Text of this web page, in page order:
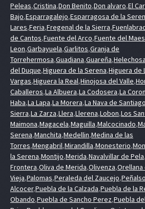
Peleas,Cristina,Don Benito,Don alvaro,El
Bajo,Esparragalejo,Esparragosa de la
Lares,Feria,Fregenal de la Sierra,
de Cantos,Fuente del Arco,Fuente del
Leon,Garbayuela,Garlitos,Granja de
Torrehermosa,Guadiana,Guareña,
del Duque,Higuera de la Serena,Higuera de
Vargas,Higuera la Real,Hinojosa del Valle,
Caballeros,La Albuera,La Codosera,La
Haba,La Lapa,La Morera,La Nava de Santiago
Sierra,La Zarza,Llera,Llerena,Lobon,Los
Maimona,Magacela,Maguilla,Malcocinado,
Serena,Manchita,Medellin,Medina de las
Torres,Mengabril,Mirandilla,Monesterio,
la Serena,Montijo,Merida,Navalvillar de Pela,
Frontera,Oliva de Merida,Olivenza,Orellana
Vieja,Palomas,Peraleda del Zaucejo,
Alcocer,Puebla de la Calzada,Puebla de la
Obando,Puebla de Sancho Perez,Puebla